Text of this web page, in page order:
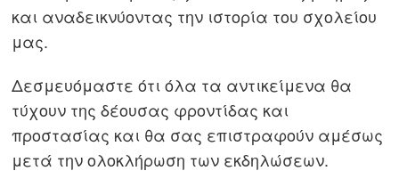
και αναδεικνύοντας την ιστορία του σχολείου
μας.
Δεσμευόμαστε ότι όλα τα αντικείμενα θα
τύχουν της δέουσας φροντίδας και
προστασίας και θα σας επιστραφούν αμέσως
μετά την ολοκλήρωση των εκδηλώσεων.
Πλοήγηση
άρθρων